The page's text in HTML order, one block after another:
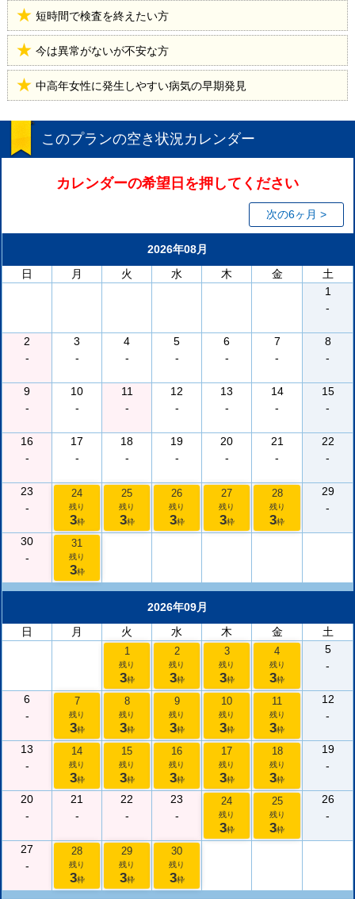
短時間で検査を終えたい方
今は異常がないが不安な方
中高年女性に発生しやすい病気の早期発見
このプランの空き状況カレンダー
カレンダーの希望日を押してください
次の6ヶ月 >
2026年08月
日
月 火 水 木 金
土
1
-
2
-
3
-
4
-
5
-
6
-
7
-
8
-
9
-
10
-
11
-
12
-
13
-
14
-
15
-
16
-
17
-
18
-
19
-
20
-
21
-
22
-
23
-
24
残り
3枠
25
残り
3枠
26
残り
3枠
27
残り
3枠
28
残り
3枠
29
-
30
-
31
残り
3枠
2026年09月
日
月 火 水 木 金 土
1
残り
3枠
2
残り
3枠
3
残り
3枠
4
残り
3枠
5
-
6
-
7
残り
3枠
8
残り
3枠
9
残り
3枠
10
残り
3枠
11
残り
3枠
12
-
13
-
14
残り
3枠
15
残り
3枠
16
残り
3枠
17
残り
3枠
18
残り
3枠
19
-
20
-
21
-
22
-
23
-
24
残り
3枠
25
残り
3枠
26
-
27
-
28
残り
3枠
29
残り
3枠
30
残り
3枠